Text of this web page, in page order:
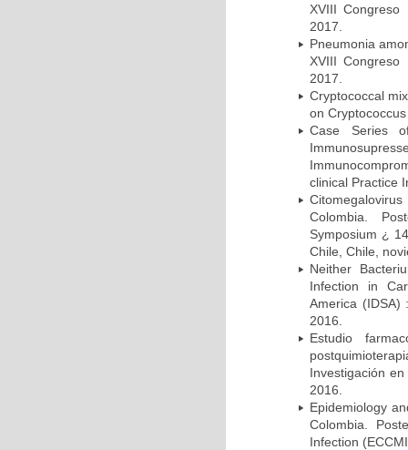
XVIII
2017.
Pneumonia
XVIII
2017.
Cryptococcal
on
Case Series
clinical Practice
Colombia.
Symposium ¿
Chile, Chile,
Neither
Infection in
America (IDSA)
2016.
Estudio
Investigación
2016.
Epidemiology
Colombia.
Infection